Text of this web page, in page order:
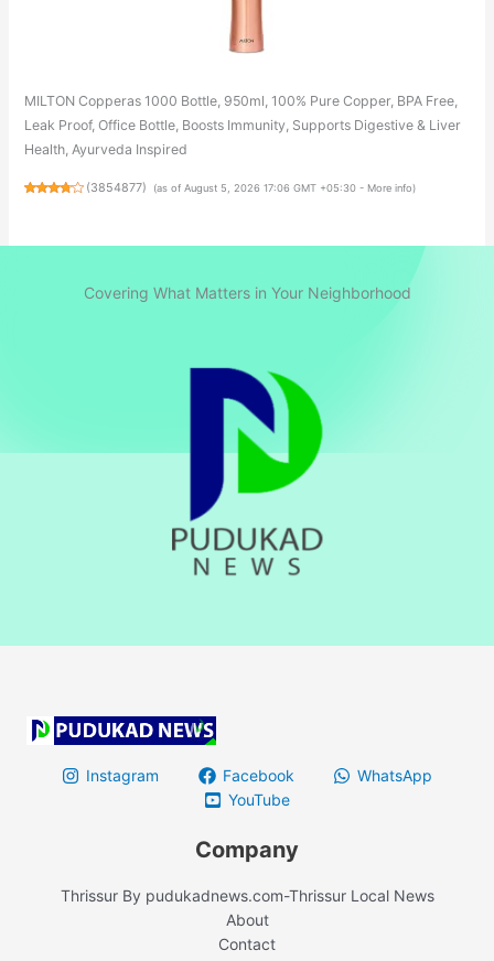
MILTON Copperas 1000 Bottle, 950ml, 100% Pure Copper, BPA Free,
Leak Proof, Office Bottle, Boosts Immunity, Supports Digestive & Liver
Health, Ayurveda Inspired
(3854877) (as of August 5, 2026 17:06 GMT +05:30 - More info)
Covering What Matters in Your Neighborhood
Instagram Facebook
WhatsApp
YouTube
Company
Thrissur By pudukadnews.com-Thrissur Local News
About
Contact